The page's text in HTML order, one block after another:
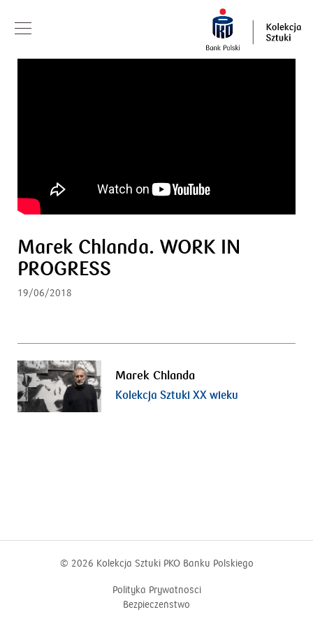
Marek Chlanda. WORK IN
PROGRESS
19/06/2018
Marek Chlanda
Kolekcja Sztuki XX wieku
© 2026 Kolekcja Sztuki PKO Banku Polskiego
Polityka Prywatności
Bezpieczeństwo